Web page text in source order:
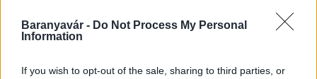
Baranyavár - Do Not Process My Personal
Information
If you wish to opt-out of the sale, sharing to third parties, or
az energiakrízis kezelésére